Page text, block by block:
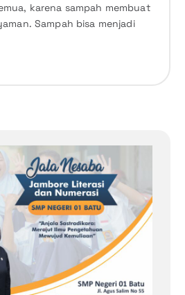
karena sampah membuat
Sampah bisa menjadi